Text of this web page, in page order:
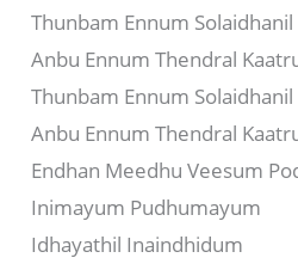
Thunbam Ennum Solaidhanil
Anbu Ennum Thendral
Thunbam Ennum Solaidhanil
Anbu Ennum Thendral
Endhan Meedhu Veesum
Inimayum Pudhumayum
Idhayathil Inaindhidum